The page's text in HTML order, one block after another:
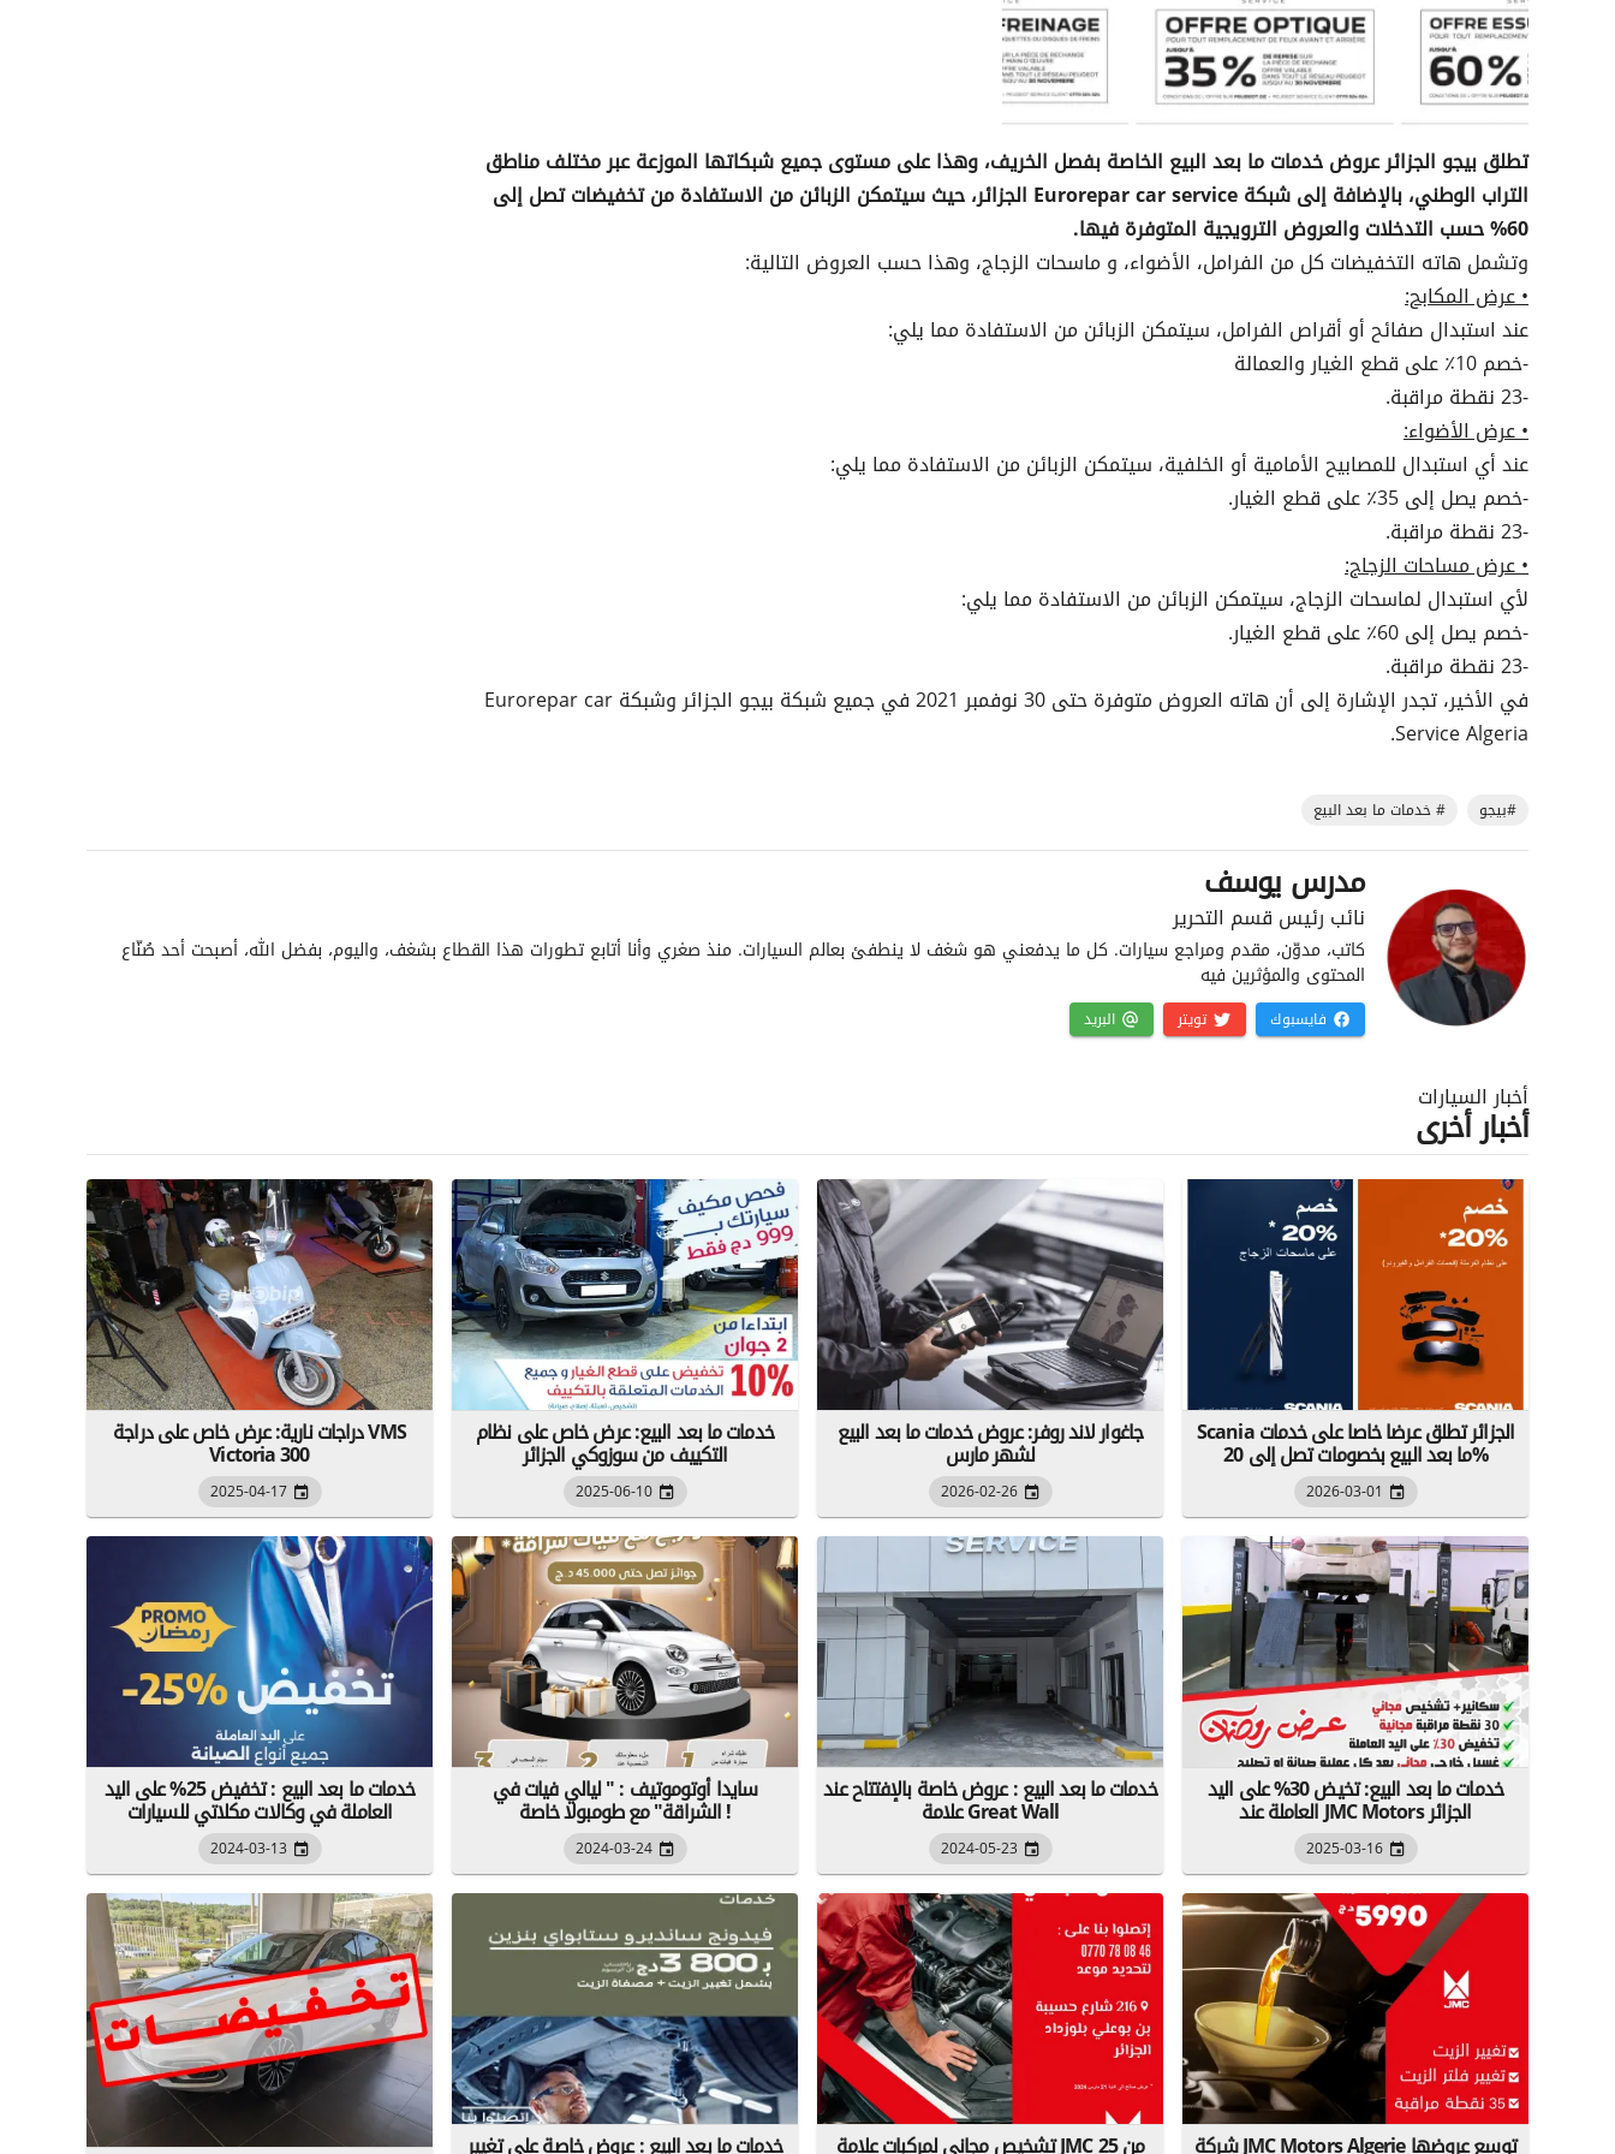
تطلق بيجو الجزائر عروض خدمات ما بعد البيع الخاصة بفصل الخريف، وهذا على مستوى جميع شبكاتها الموزعة عبر مختلف مناطق
التراب الوطني، بالإضافة إلى شبكة Eurorepar car service الجزائر، حيث سيتمكن الزبائن من الاستفادة من تخفيضات تصل إلى
60% حسب التدخلات والعروض الترويجية المتوفرة فيها.
وتشمل هاته التخفيضات كل من الفرامل، الأضواء، و ماسحات الزجاج، وهذا حسب العروض التالية:
• عرض المكابح:
عند استبدال صفائح أو أقراص الفرامل، سيتمكن الزبائن من الاستفادة مما يلي:
-خصم 10٪ على قطع الغيار والعمالة
-23 نقطة مراقبة.
• عرض الأضواء:
عند أي استبدال للمصابيح الأمامية أو الخلفية، سيتمكن الزبائن من الاستفادة مما يلي:
-خصم يصل إلى 35٪ على قطع الغيار.
-23 نقطة مراقبة.
• عرض مساحات الزجاج:
لأي استبدال لماسحات الزجاج، سيتمكن الزبائن من الاستفادة مما يلي:
-خصم يصل إلى 60٪ على قطع الغيار.
-23 نقطة مراقبة.
في الأخير، تجدر الإشارة إلى أن هاته العروض متوفرة حتى 30 نوفمبر 2021 في جميع شبكة بيجو الجزائر وشبكة Eurorepar car
Service Algeria.
#بيجو # خدمات ما بعد البيع
مدرس يوسف
نائب رئيس قسم التحرير
كاتب، مدوّن، مقدم ومراجع سيارات. كل ما يدفعني هو شغف لا ينطفئ بعالم السيارات. منذ صغري وأنا أتابع تطورات هذا القطاع بشغف، واليوم، بفضل الله، أصبحت أحد صُنّاع
المحتوى والمؤثرين فيه
فايسبوك تويتر البريد
أخبار السيارات
أخبار أخرى
Scania الجزائر تطلق عرضا خاصا على خدمات
ما بعد البيع بخصومات تصل إلى 20%
2026-03-01
جاغوار لاند روفر: عروض خدمات ما بعد البيع
لشهر مارس
2026-02-26
خدمات ما بعد البيع: عرض خاص على نظام
التكييف من سوزوكي الجزائر
2025-06-10
دراجات نارية: عرض خاص على دراجة VMS
Victoria 300
2025-04-17
خدمات ما بعد البيع: تخيض 30% على اليد
العاملة عند JMC Motors الجزائر
2025-03-16
خدمات ما بعد البيع : عروض خاصة بالإفتتاح عند
علامة Great Wall
2024-05-23
سايدا أوتوموتيف : " ليالي فيات في
الشراقة" مع طومبولا خاصة !
2024-03-24
خدمات ما بعد البيع : تخفيض 25% على اليد
العاملة في وكالات مكلاتي للسيارات
2024-03-13
شركة JMC Motors Algerie توسع عروضها تشخيص مجاني لمركبات علامة JMC من 25 خدمات ما بعد البيع : عروض خاصة على تغيير